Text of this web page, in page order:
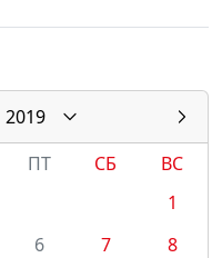
2019
ПТ СБ
ВС
1
6 7
8